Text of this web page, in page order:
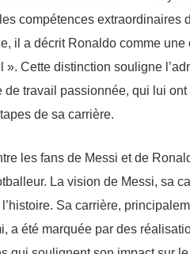
compétences extraordinaires
il a décrit Ronaldo comme
». Cette distinction souligne
de travail passionnée, qui lui
de sa carrière.
les fans de Messi et de
La vision de Messi, sa
Sa carrière,
a été marquée par des